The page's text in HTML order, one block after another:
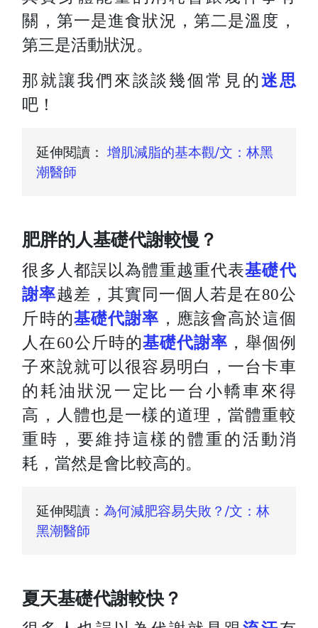
關，第一是進食狀況，第二是溫度，
第三是活動狀況。
那就讓我們來談談幾個常見的迷思
吧！
延伸閱讀： 增肌減脂的基本觀/文：林黑
潮醫師
肥胖的人基礎代謝較慢？
很多人都誤以為體重越重代表基礎代
謝率越差， 其實同一個人若是在80公
斤時的基礎代謝率 ，應該會高於這個
人在60公斤時的基礎代謝率 ， 舉個例
子來說就可以很容易明白，一台卡車
的耗油狀況一定比一台小轎車來得
高， 人體也是一樣的道理，當體重較
重時，要維持這樣的體重的活動消
耗，當然是會比較高的。
延伸閱讀：為何減肥容易失敗？/文：林
黑潮醫師
夏天基礎代謝較快？